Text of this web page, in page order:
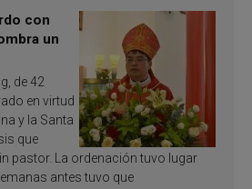
con
un
de 42
en virtud
y la Santa
que
pastor. La ordenación tuvo lugar
antes tuvo que